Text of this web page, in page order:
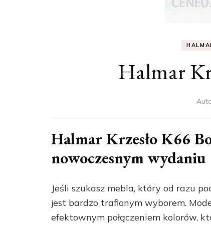
Halmar
Halmar Krzesło K66
nowoczesnym wydaniu
Jeśli szukasz mebla, który od razu
jest bardzo trafionym wyborem.
efektownym połączeniem kolorów,